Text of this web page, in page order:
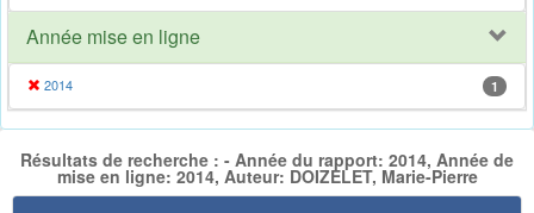
Année mise en ligne
2014 1
Résultats de recherche : - Année du rapport: 2014, Année de
mise en ligne: 2014, Auteur: DOIZELET, Marie-Pierre